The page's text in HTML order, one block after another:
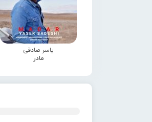
یاسر صادقی
مادر